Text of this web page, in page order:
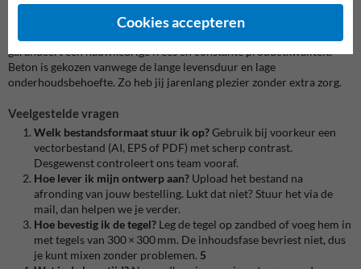
Duurzaam & betrouwbaar
De tegel maken we in eigen fabriek volgens strikte kwaliteitseisen. Dit
garandeert een nauwkeurige frees en constante productkwaliteit.
Beton is gekozen vanwege de lange levensduur en lage
onderhoudsbehoefte. Zo heb jij jarenlang plezier zonder extra zorg.
Veelgestelde vragen
Welk bestandsformaat stuur ik op?Gebruik bij voorkeur een
vectorbestand (AI, EPS of PDF) met scherp contrast.
Desgewenst controleert ons team vooraf.
Hoe lever ik mijn ontwerp aan? Upload het bestand na
afronding van jouw bestelling. Lukt dat niet? Stuur het via de
mail, dan helpen we je verder.
Hoe bevestig ik de tegel? Leg de tegel op zandbed of voeg hem in
met tegels van 300 × 300 mm. De inhoudsfase bevriest niet, dus
je kunt mixen zonder problemen. 5
Cookies accepteren